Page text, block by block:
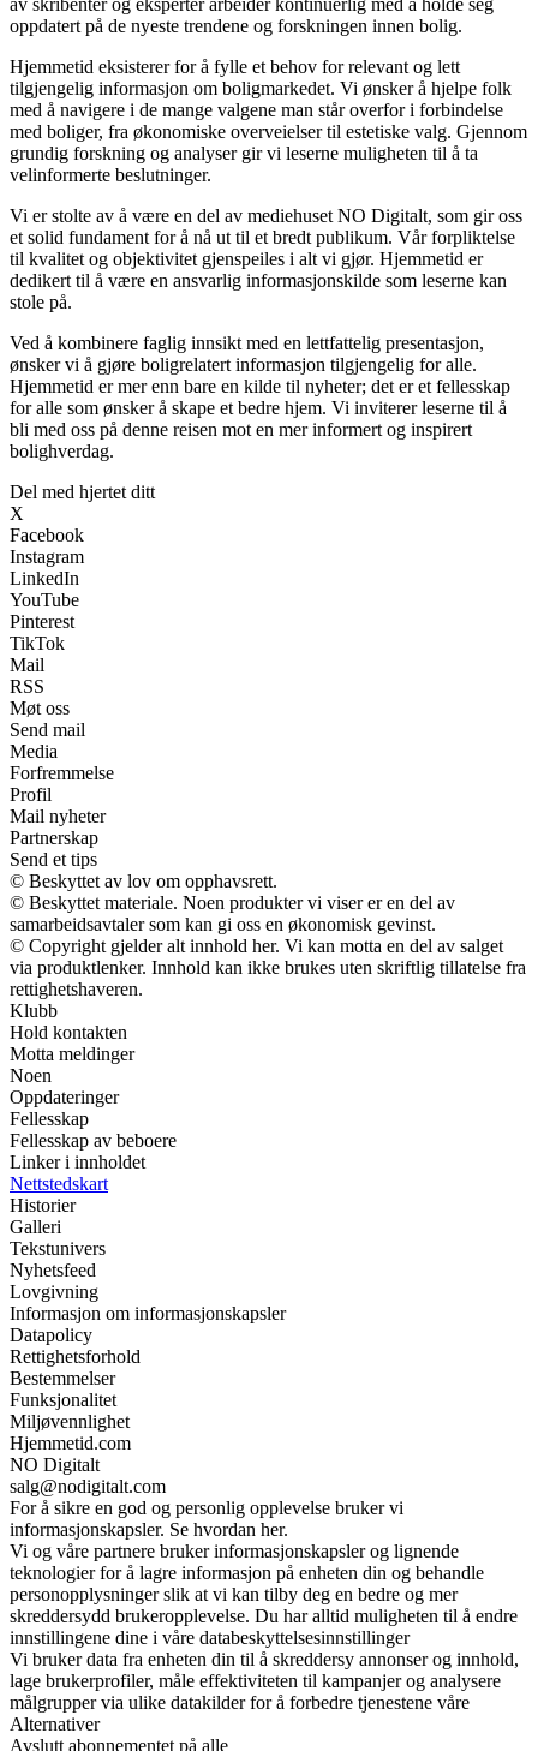
av skribenter og eksperter arbeider kontinuerlig med å holde seg
oppdatert på de nyeste trendene og forskningen innen bolig.
Hjemmetid eksisterer for å fylle et behov for relevant og lett
tilgjengelig informasjon om boligmarkedet. Vi ønsker å hjelpe folk
med å navigere i de mange valgene man står overfor i forbindelse
med boliger, fra økonomiske overveielser til estetiske valg. Gjennom
grundig forskning og analyser gir vi leserne muligheten til å ta
velinformerte beslutninger.
Vi er stolte av å være en del av mediehuset NO Digitalt, som gir oss
et solid fundament for å nå ut til et bredt publikum. Vår forpliktelse
til kvalitet og objektivitet gjenspeiles i alt vi gjør. Hjemmetid er
dedikert til å være en ansvarlig informasjonskilde som leserne kan
stole på.
Ved å kombinere faglig innsikt med en lettfattelig presentasjon,
ønsker vi å gjøre boligrelatert informasjon tilgjengelig for alle.
Hjemmetid er mer enn bare en kilde til nyheter; det er et fellesskap
for alle som ønsker å skape et bedre hjem. Vi inviterer leserne til å
bli med oss på denne reisen mot en mer informert og inspirert
bolighverdag.
Del med hjertet ditt
X
Facebook
Instagram
LinkedIn
YouTube
Pinterest
TikTok
Mail
RSS
Møt oss
Send mail
Media
Forfremmelse
Profil
Mail nyheter
Partnerskap
Send et tips
© Beskyttet av lov om opphavsrett.
© Beskyttet materiale. Noen produkter vi viser er en del av
samarbeidsavtaler som kan gi oss en økonomisk gevinst.
© Copyright gjelder alt innhold her. Vi kan motta en del av salget
via produktlenker. Innhold kan ikke brukes uten skriftlig tillatelse fra
rettighetshaveren.
Klubb
Hold kontakten
Motta meldinger
Noen
Oppdateringer
Fellesskap
Fellesskap av beboere
Linker i innholdet
Nettstedskart
Historier
Galleri
Tekstunivers
Nyhetsfeed
Lovgivning
Informasjon om informasjonskapsler
Datapolicy
Rettighetsforhold
Bestemmelser
Funksjonalitet
Miljøvennlighet
Hjemmetid.com
NO Digitalt
salg@nodigitalt.com
For å sikre en god og personlig opplevelse bruker vi
informasjonskapsler. Se hvordan her.
Vi og våre partnere bruker informasjonskapsler og lignende
teknologier for å lagre informasjon på enheten din og behandle
personopplysninger slik at vi kan tilby deg en bedre og mer
skreddersydd brukeropplevelse. Du har alltid muligheten til å endre
innstillingene dine i våre databeskyttelsesinnstillinger
Vi bruker data fra enheten din til å skreddersy annonser og innhold,
lage brukerprofiler, måle effektiviteten til kampanjer og analysere
målgrupper via ulike datakilder for å forbedre tjenestene våre
Alternativer
Avslutt abonnementet på alle